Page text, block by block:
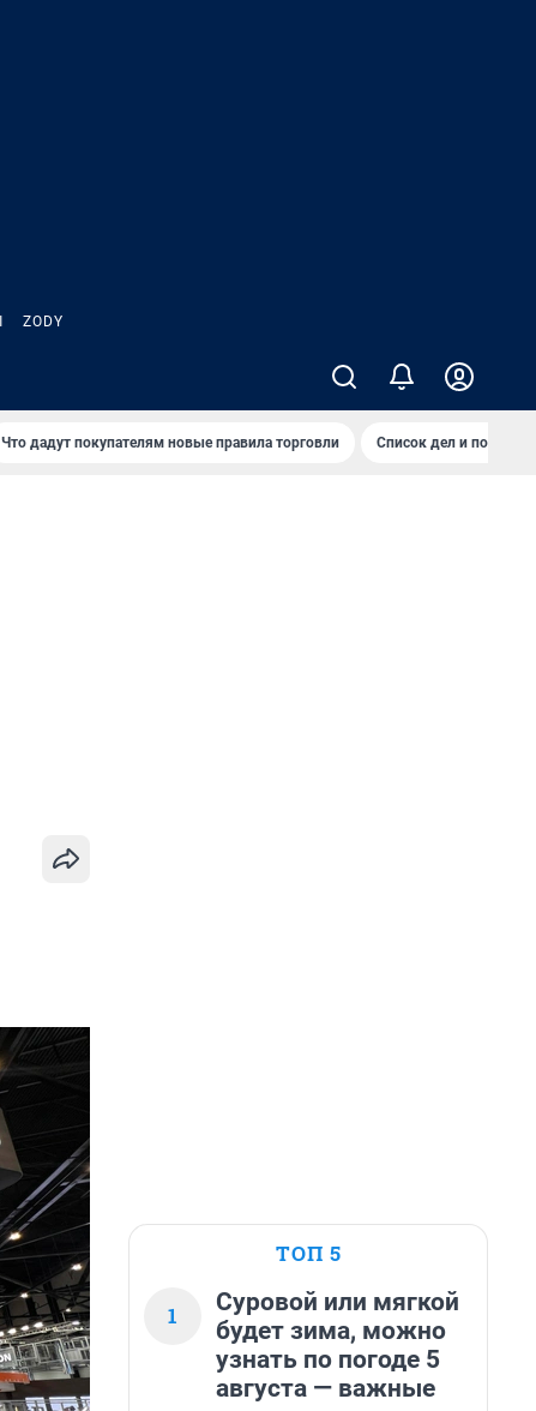
ZODY
Что дадут покупателям новые правила торговли Список дел и покупок
ТОП 5
1
Суровой или мягкой
будет зима, можно
узнать по погоде 5
августа — важные